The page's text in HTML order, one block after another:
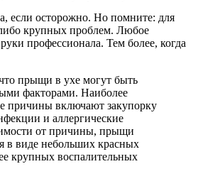
если осторожно. Но помните: для
крупных проблем. Любое
профессионала. Тем более, когда
прыщи в ухе могут быть
факторами. Наиболее
причины включают закупорку
и аллергические
от причины, прыщи
в виде небольших красных
крупных воспалительных